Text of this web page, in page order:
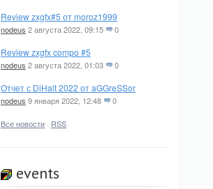
Review zxgfx#5 от moroz1999
nodeus 2 августа 2022, 09:15 0
Review zxgfx compo #5
nodeus 2 августа 2022, 01:03 0
Отчет с DiHalt 2022 от aGGreSSor
nodeus 9 января 2022, 12:48 0
Все новости · RSS
events